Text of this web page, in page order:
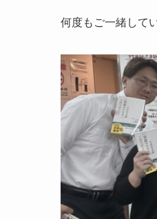
何度もご一緒して